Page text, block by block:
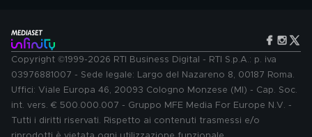
Copyright ©1999-2026 RTI Business Digital - RTI S.p.A.: p. iva
03976881007 - Sede legale: Largo del Nazareno 8, 00187 Roma.
Uffici: Viale Europa 46, 20093 Cologno Monzese (MI) - Cap. Soc.
int. vers. € 500.000.007 - Gruppo MFE Media For Europe N.V. -
Tutti i diritti riservati. Rispetto ai contenuti trasmessi e/o